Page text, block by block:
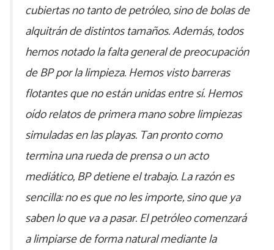
cubiertas no tanto de petróleo, sino de bolas de
alquitrán de distintos tamaños. Además, todos
hemos notado la falta general de preocupación
de BP por la limpieza. Hemos visto barreras
flotantes que no están unidas entre sí. Hemos
oído relatos de primera mano sobre limpiezas
simuladas en las playas. Tan pronto como
termina una rueda de prensa o un acto
mediático, BP detiene el trabajo. La razón es
sencilla: no es que no les importe, sino que ya
saben lo que va a pasar. El petróleo comenzará
a limpiarse de forma natural mediante la